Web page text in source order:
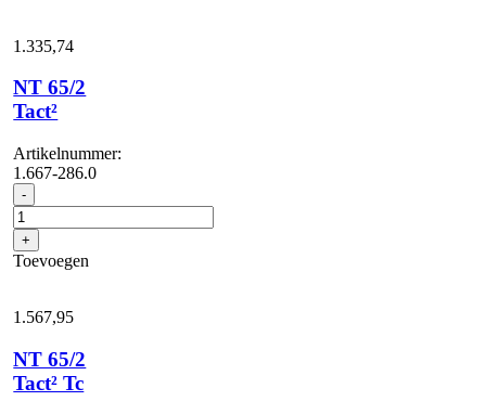
1.335,74
NT 65/2
Tact²
Artikelnummer:
1.667-286.0
- NT
65/2
Tact²
aantal
+
Toevoegen
1.567,95
NT 65/2
Tact² Tc